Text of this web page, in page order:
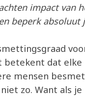
impact van
beperk absoluut
betekent dat
mensen
zo. Want als